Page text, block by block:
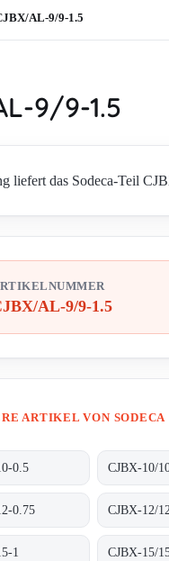
AL-9/9-1.5
9/9-1.5
liefert das Sodeca-Teil
AL-9/9-1.5
ARTIKEL VON SODECA
0.5 CJBX-10/
0.75 CJBX-12/
1 CJBX-15/